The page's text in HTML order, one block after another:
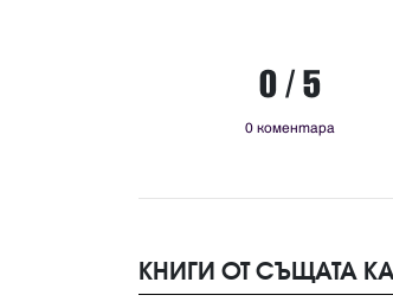
0 / 5
0 коментара
КНИГИ ОТ СЪЩАТА